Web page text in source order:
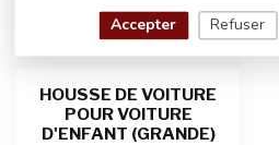
HOUSSE DE VOITURE
POUR VOITURE
D'ENFANT (GRANDE)
Accepter Refuser